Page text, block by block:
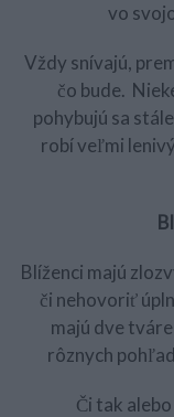
vo
Vždy snívajú,
čo bude.
pohybujú sa
robí veľmi
Blíženci majú
či nehovoriť
majú dve
rôznych
Či tak